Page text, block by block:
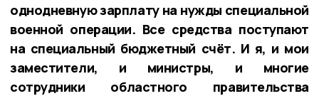
однодневную зарплату на нужды специальной
военной операции. Все средства поступают
на специальный бюджетный счёт. И я, и мои
заместители, и министры, и многие
сотрудники областного правительства